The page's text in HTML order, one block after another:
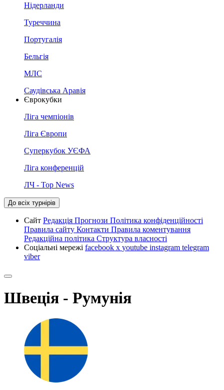
Нідерланди
Туреччина
Португалія
Бельгія
МЛС
Саудівська Аравія
Єврокубки
Ліга чемпіонів
Ліга Європи
Суперкубок УЄФА
Ліга конференцій
ЛЧ - Top News
До всіх турнірів
Сайт Редакція Прогнози Політика конфіденційності
Правила сайту Контакти Правила коментування
Редакційна політика Структура власності
Соціальні мережі facebook x youtube instagram telegram
viber
Швеція - Румунія